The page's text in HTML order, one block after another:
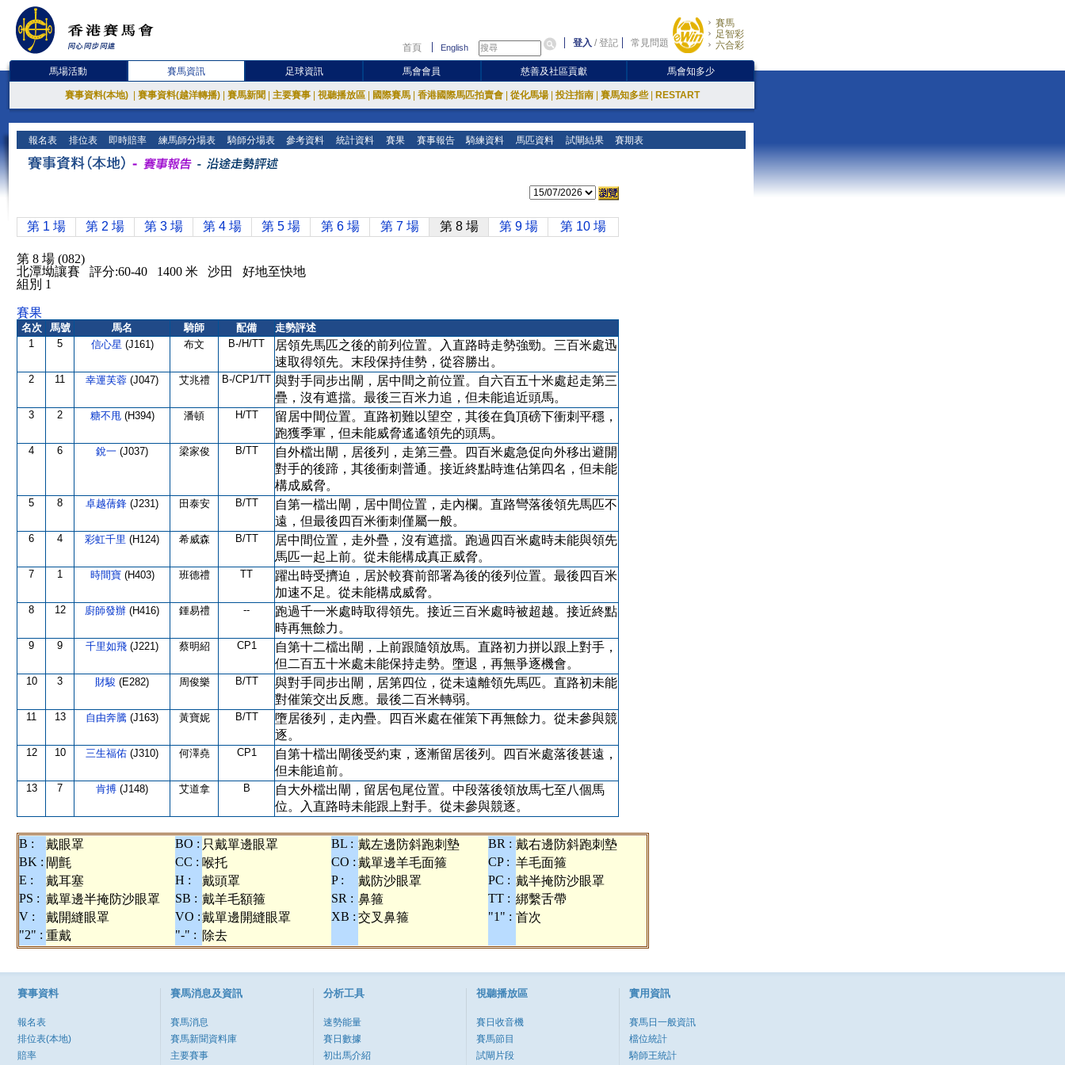
首頁 English 登入 /登記 常見問題
賽馬
足智彩
六合彩
馬場活動 賽馬資訊 足球資訊 馬會會員 慈善及社區貢獻 馬會知多少
賽事資料(本地) 賽事資料(越洋轉播) 賽馬新聞 主要賽事 視聽播放區 國際賽馬 香港國際馬匹拍賣會 從化馬場 投注指南 賽馬知多些 RESTART
報名表 排位表 即時賠率 練馬師分場表 騎師分場表 參考資料 統計資料 賽果 賽事報告 騎練資料 馬匹資料 試閘結果 賽期表
第 1 場 第 2 場 第 3 場 第 4 場 第 5 場 第 6 場 第 7 場 第 8 場 第 9 場 第 10 場
第 8 場 (082)
北潭坳讓賽 評分:60-40 1400 米 沙田 好地至快地
組別 1
賽果
名次 馬號 馬名 騎師 配備
走勢評述
1
5 信心星 (J161) 布文 B-/H/TT
居領先馬匹之後的前列位置。入直路時走勢強勁。三百米處迅
速取得領先。末段保持佳勢，從容勝出。
2 11 幸運芙蓉 (J047) 艾兆禮 B-/CP1/TT 與對手同步出閘，居中間之前位置。自六百五十米處起走第三
疊，沒有遮擋。最後三百米力追，但未能追近頭馬。
3 2 糖不甩 (H394) 潘頓 H/TT
留居中間位置。直路初難以望空，其後在負頂磅下衝刺平穩，
跑獲季軍，但未能威脅遙遙領先的頭馬。
4 6 銳一 (J037) 梁家俊 B/TT
自外檔出閘，居後列，走第三疊。四百米處急促向外移出避開
對手的後蹄，其後衝刺普通。接近終點時進佔第四名，但未能
構成威脅。
5 8 卓越蒨鋒 (J231) 田泰安 B/TT
自第一檔出閘，居中間位置，走內欄。直路彎落後領先馬匹不
遠，但最後四百米衝刺僅屬一般。
6 4 彩虹千里 (H124) 希威森 B/TT
居中間位置，走外疊，沒有遮擋。跑過四百米處時未能與領先
馬匹一起上前。從未能構成真正威脅。
7 1 時間寶 (H403) 班德禮 TT
躍出時受擠迫，居於較賽前部署為後的後列位置。最後四百米
加速不足。從未能構成威脅。
8 12 廚師發辦 (H416) 鍾易禮 --
跑過千一米處時取得領先。接近三百米處時被超越。接近終點
時再無餘力。
9 9 千里如飛 (J221) 蔡明紹 CP1
自第十二檔出閘，上前跟隨領放馬。直路初力拼以跟上對手，
但二百五十米處未能保持走勢。墮退，再無爭逐機會。
10 3 財駿 (E282) 周俊樂 B/TT
與對手同步出閘，居第四位，從未遠離領先馬匹。直路初未能
對催策交出反應。最後二百米轉弱。
11 13 自由奔騰 (J163) 黃寶妮 B/TT
墮居後列，走內疊。四百米處在催策下再無餘力。從未參與競
逐。
12 10 三生福佑 (J310) 何澤堯 CP1
自第十檔出閘後受約束，逐漸留居後列。四百米處落後甚遠，
但未能追前。
13 7 肯搏 (J148) 艾道拿 B
自大外檔出閘，留居包尾位置。中段落後領放馬七至八個馬
位。入直路時未能跟上對手。從未參與競逐。
B : 戴眼罩 BO : 只戴單邊眼罩 BL : 戴左邊防斜跑刺墊 BR : 戴右邊防斜跑刺墊
BK : 閘氈 CC : 喉托 CO : 戴單邊羊毛面箍 CP : 羊毛面箍
E :
戴耳塞 H : 戴頭罩 P : 戴防沙眼罩 PC : 戴半掩防沙眼罩
PS : 戴單邊半掩防沙眼罩 SB : 戴羊毛額箍 SR : 鼻箍 TT : 綁繫舌帶
V :
戴開縫眼罩 VO :戴單邊開縫眼罩 XB : 交叉鼻箍 "1" : 首次
"2" : 重戴 "-" : 除去
賽事資料
報名表
排位表(本地)
賠率
賽馬消息及資訊
賽馬消息
賽馬新聞資料庫
主要賽事
分析工具
速勢能量
賽日數據
初出馬介紹
視聽播放區
賽日收音機
賽馬節目
試閘片段
實用資訊
賽馬日一般資訊
檔位統計
騎師王統計